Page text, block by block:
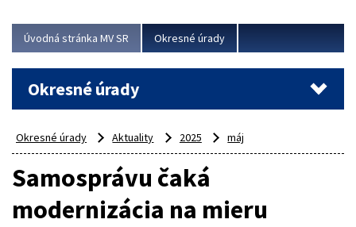
Viac
Úvodná stránka MV SR Okresné úrady
Okresné úrady
Okresné úrady Aktuality 2025 máj
Samosprávu čaká
modernizácia na mieru